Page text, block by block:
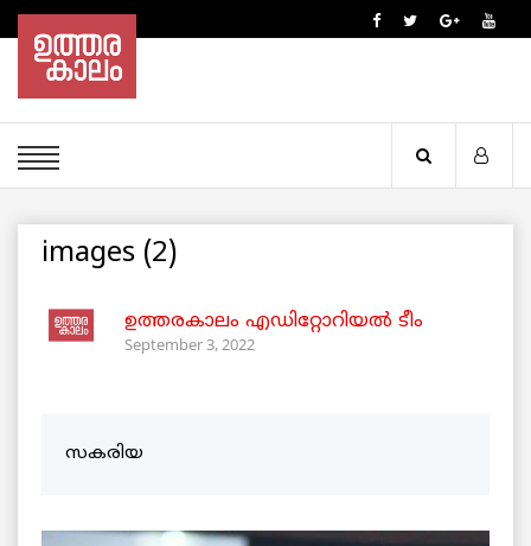
images (2)
ഉത്തരകാലം എഡിറ്റോറിയല്‍ ടീം
September 3, 2022
സകരിയ